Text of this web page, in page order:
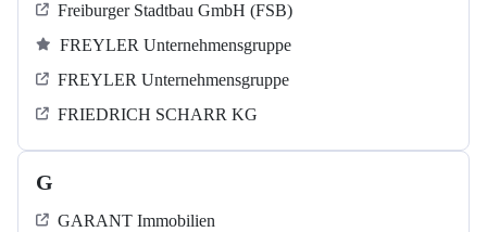
Freiburger Stadtbau GmbH (FSB)
FREYLER Unternehmensgruppe
FREYLER Unternehmensgruppe
FRIEDRICH SCHARR KG
G
GARANT Immobilien